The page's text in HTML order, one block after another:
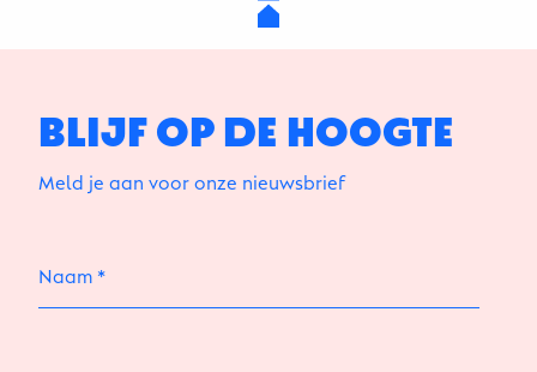
BLIJF OP DE HOOGTE
Meld je aan voor onze nieuwsbrief
Naam